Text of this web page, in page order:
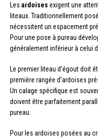
Les ardoises exigent une
liteaux. Traditionnellement
nécessitent un espacement
Pour une pose à pureau
généralement inférieur à celui
Le premier liteau d’égout doit
première rangée d’ardoises
Un calage spécifique est
doivent être parfaitement
pureau.
Pour les ardoises posées au